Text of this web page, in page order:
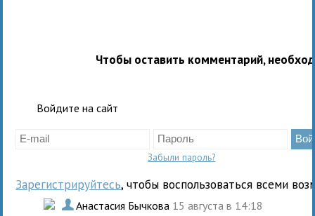
Чтобы оставить комментарий,
Войдите на сайт
Забыли пароль?
Зарегистрируйтесь, чтобы воспользоваться всеми
. Анастасия Бычкова 15 августа в 14:18